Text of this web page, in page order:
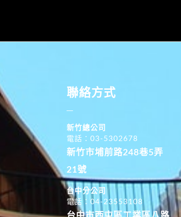
聯絡方式
新竹總公司
電話：03-5302678
新竹市埔前路248巷5弄
21號
台中分公司
電話：04-23553108